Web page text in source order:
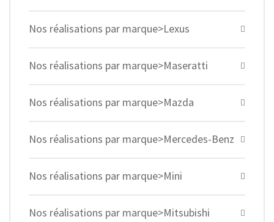
Nos réalisations par marque>Lexus
Nos réalisations par marque>Maseratti
Nos réalisations par marque>Mazda
Nos réalisations par marque>Mercedes-Benz
Nos réalisations par marque>Mini
Nos réalisations par marque>Mitsubishi